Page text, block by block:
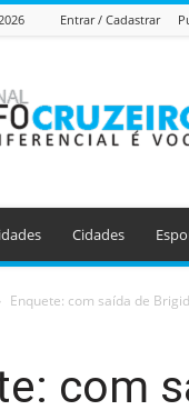
Entrar / Cadastrar
Info
Cruzeiro
Cidades
Enquete: com saída de
com